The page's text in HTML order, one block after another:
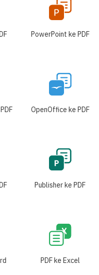
PowerPoint ke PDF
OpenOffice ke PDF
Publisher ke PDF
PDF ke Excel